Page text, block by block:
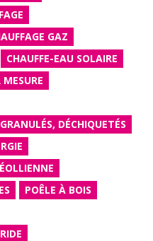
GAZ
CHAUFFE-EAU SOLAIRE
MESURE
DÉCHIQUETÉS
ÉOLLIENNE
POÊLE À BOIS